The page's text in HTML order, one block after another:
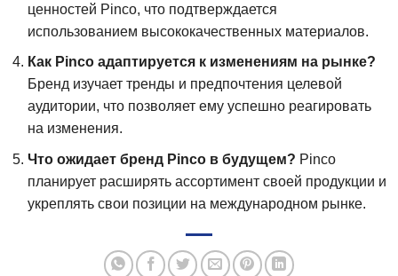
ценностей Pinco, что подтверждается
использованием высококачественных материалов.
Как Pinco адаптируется к изменениям на рынке?
Бренд изучает тренды и предпочтения целевой
аудитории, что позволяет ему успешно реагировать
на изменения.
Что ожидает бренд Pinco в будущем? Pinco
планирует расширять ассортимент своей продукции и
укреплять свои позиции на международном рынке.